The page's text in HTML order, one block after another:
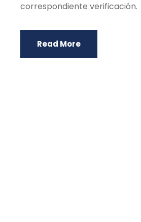
correspondiente verificación.
Read More